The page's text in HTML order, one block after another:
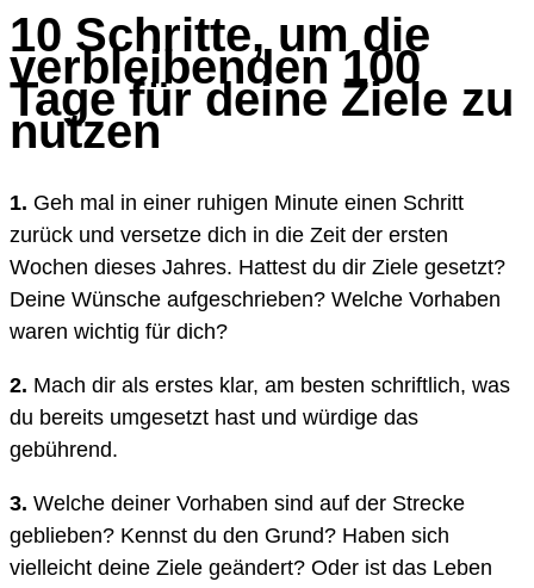
10 Schritte, um die
verbleibenden 100
Tage für deine Ziele zu
nutzen
1. Geh mal in einer ruhigen Minute einen Schritt
zurück und versetze dich in die Zeit der ersten
Wochen dieses Jahres. Hattest du dir Ziele gesetzt?
Deine Wünsche aufgeschrieben? Welche Vorhaben
waren wichtig für dich?
2. Mach dir als erstes klar, am besten schriftlich, was
du bereits umgesetzt hast und würdige das
gebührend.
3. Welche deiner Vorhaben sind auf der Strecke
geblieben? Kennst du den Grund? Haben sich
vielleicht deine Ziele geändert? Oder ist das Leben